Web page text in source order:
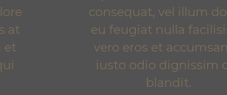
consequat, vel illum dolore
eu feugiat nulla facilisis at
vero eros et accumsan et
iusto odio dignissim qui